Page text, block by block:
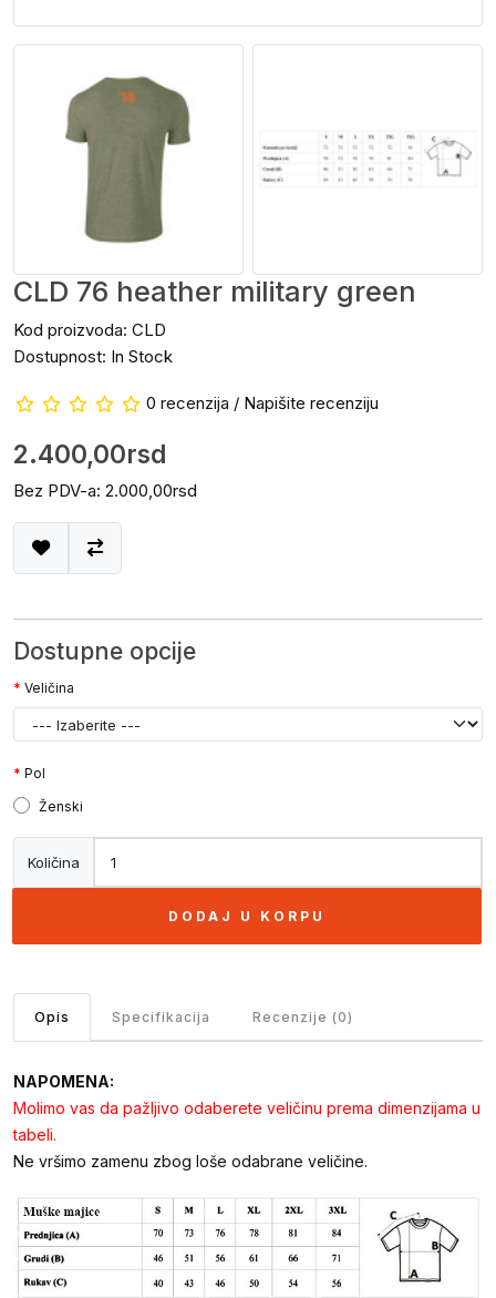
CLD 76 heather military green
Kod proizvoda: CLD
Dostupnost: In Stock
0 recenzija / Napišite recenziju
2.400,00rsd
Bez PDV-a: 2.000,00rsd
Dostupne opcije
Veličina
Pol
Ženski
Količina
DODAJ U KORPU
Opis Specifikacija Recenzije (0)
NAPOMENA:
Molimo vas da pažljivo odaberete veličinu prema dimenzijama u
tabeli.
Ne vršimo zamenu zbog loše odabrane veličine.